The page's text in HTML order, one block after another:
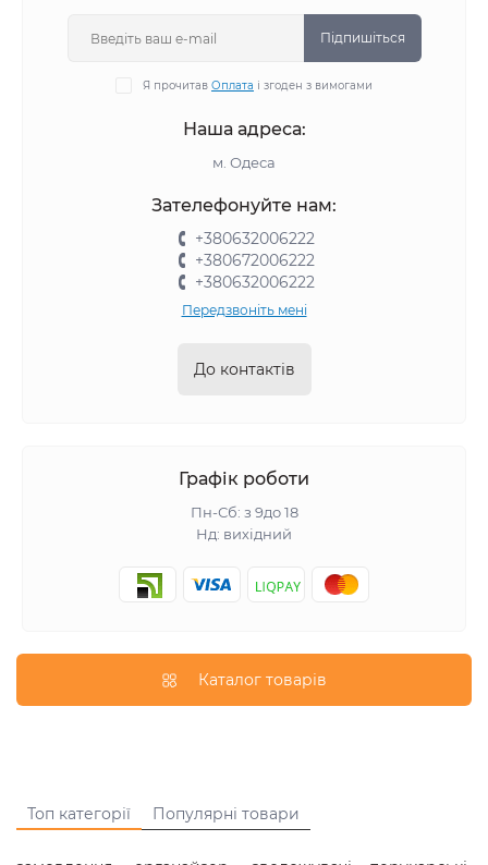
Підпишіться
Я прочитав Оплата і згоден з вимогами
Наша адреса:
м. Одеса
Зателефонуйте нам:
+380632006222
+380672006222
+380632006222
Передзвоніть мені
До контактів
Графік роботи
Пн-Сб: з 9до 18
Нд: вихідний
Каталог товарів
Топ категорії Популярні товари